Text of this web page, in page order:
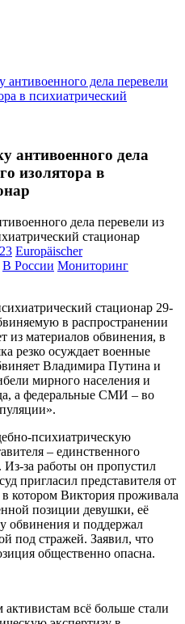
антивоенного дела перевели
в психиатрический
антивоенного дела
изолятора в
Europäischer
В России Мониторинг
стационар 29-
в распространении
из материалов обвинения, в
резко осуждает военные
Владимира Путина и
мирного населения и
а федеральные СМИ – во
психиатрическую
– единственного
за работы он пропустил
пригласил представителя от
котором Виктория проживала
позиции девушки, её
обвинения и поддержал
под стражей. Заявил, что
общественно опасна.
всё больше стали